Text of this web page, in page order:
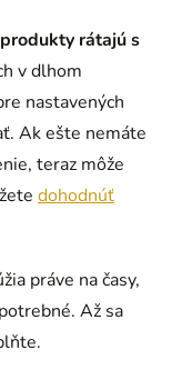
rátajú s
v dlhom
nastavených
Ak ešte nemáte
teraz môže
dohodnúť
práve na časy,
Až sa